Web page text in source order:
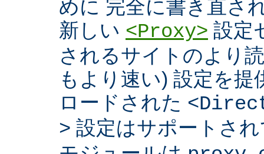
めに 完全に書き直さ
新しい <Proxy> 設定
されるサイトのより
もより速い) 設定を
ロードされた
> 設定はサポートさ